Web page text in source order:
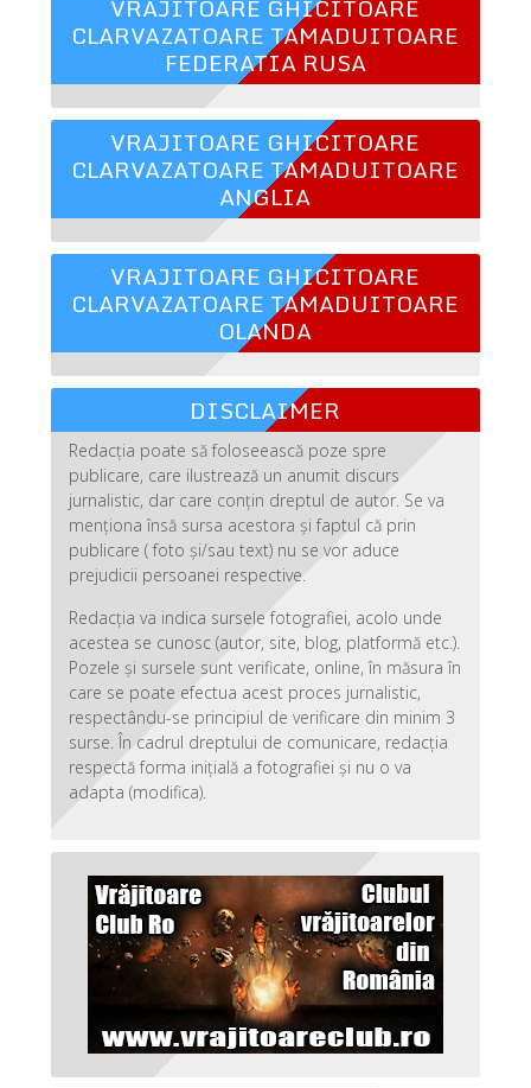
VRAJITOARE GHICITOARE
CLARVAZATOARE TAMADUITOARE
FEDERATIA RUSA
VRAJITOARE GHICITOARE
CLARVAZATOARE TAMADUITOARE
ANGLIA
VRAJITOARE GHICITOARE
CLARVAZATOARE TAMADUITOARE
OLANDA
DISCLAIMER
Redacția poate să foloseească poze spre
publicare, care ilustrează un anumit discurs
jurnalistic, dar care conțin dreptul de autor. Se va
menționa însă sursa acestora și faptul că prin
publicare ( foto și/sau text) nu se vor aduce
prejudicii persoanei respective.
Redacția va indica sursele fotografiei, acolo unde
acestea se cunosc (autor, site, blog, platformă etc.).
Pozele și sursele sunt verificate, online, în măsura în
care se poate efectua acest proces jurnalistic,
respectându-se principiul de verificare din minim 3
surse. În cadrul dreptului de comunicare, redacția
respectă forma inițială a fotografiei și nu o va
adapta (modifica).